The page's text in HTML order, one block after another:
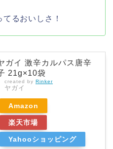
るおいしさ！
ガイ 激辛カルパス唐辛
21g×10袋
created by Rinker
ヤガイ
Amazon
楽天市場
Yahooショッピング